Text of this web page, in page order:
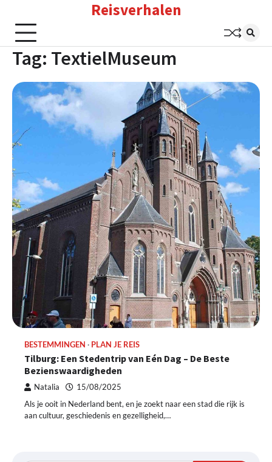
content
Reisverhalen
Tag: TextielMuseum
BESTEMMINGEN PLAN JE REIS
Tilburg: Een Stedentrip van Eén Dag – De Beste
Bezienswaardigheden
Natalia 15/08/2025
Als je ooit in Nederland bent, en je zoekt naar een stad die rijk is
aan cultuur, geschiedenis en gezelligheid,…